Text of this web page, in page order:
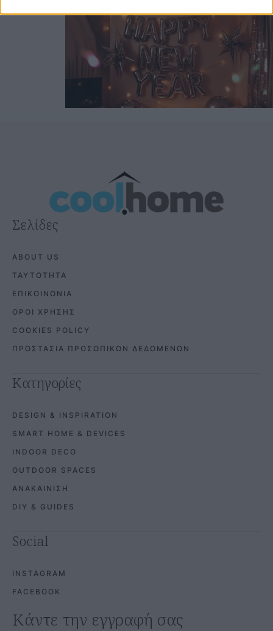
Σελίδες
ABOUT US
ΤΑΥΤΟΤΗΤΑ
ΕΠΙΚΟΙΝΩΝΙΑ
ΟΡΟΙ ΧΡΗΣΗΣ
COOKIES POLICY
ΠΡΟΣΤΑΣΙΑ ΠΡΟΣΩΠΙΚΩΝ ΔΕΔΟΜΕΝΩΝ
Κατηγορίες
DESIGN & INSPIRATION
SMART HOME & DEVICES
INDOOR DECO
OUTDOOR SPACES
ΑΝΑΚΑΙΝΙΣΗ
DIY & GUIDES
Social
INSTAGRAM
FACEBOOK
Κάντε την εγγραφή σας